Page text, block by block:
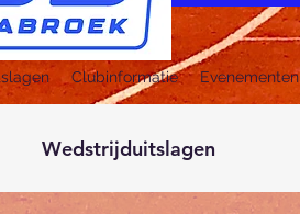
Clubinformatie Evenementen
Wedstrijduitslagen